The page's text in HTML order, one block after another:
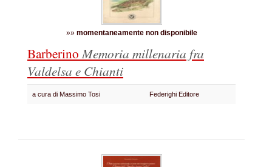
»» momentaneamente non disponibile
BarberinoMemoria millenaria fra
Valdelsa e Chianti
a cura di Massimo Tosi Federighi Editore